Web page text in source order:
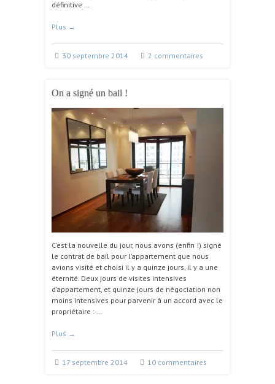
définitive …
Plus →
30 septembre 2014 2 commentaires
On a signé un bail !
C’est la nouvelle du jour, nous avons (enfin !) signé
le contrat de bail pour l’appartement que nous
avions visité et choisi il y a quinze jours, il y a une
éternité. Deux jours de visites intensives
d’appartement, et quinze jours de négociation non
moins intensives pour parvenir à un accord avec le
propriétaire : …
Plus →
17 septembre 2014 10 commentaires